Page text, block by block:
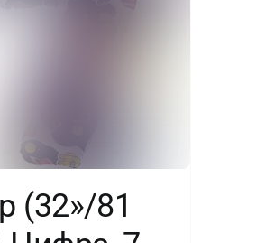
(32»/81